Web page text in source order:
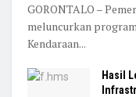
GORONTALO –
meluncurkan
Kendaraan...
Hasil